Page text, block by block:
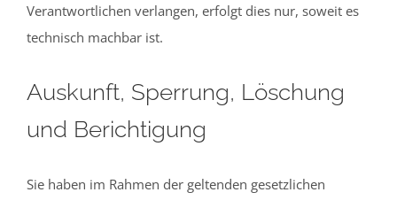
Verantwortlichen verlangen, erfolgt dies nur, soweit es
technisch machbar ist.
Auskunft, Sperrung, Löschung
und Berichtigung
Sie haben im Rahmen der geltenden gesetzlichen